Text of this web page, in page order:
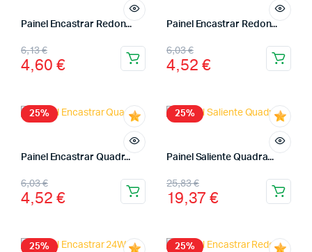
Painel Encastrar Redon...
6,13€
4,60 €
Painel Encastrar Redon...
6,03€
4,52 €
25%
Painel Encastrar Quadr...
6,03€
4,52 €
25%
Painel Saliente Quadra...
25,83€
19,37 €
25% 25%